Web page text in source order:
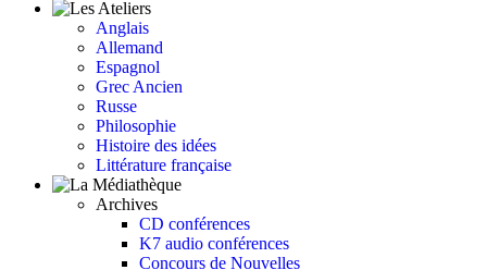
Anglais
Allemand
Espagnol
Grec Ancien
Russe
Philosophie
Histoire des idées
Littérature française
Archives
CD conférences
K7 audio conférences
Concours de Nouvelles